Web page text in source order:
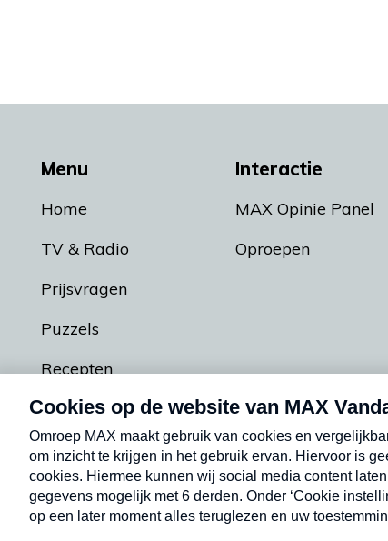
Menu
Home
TV & Radio
Prijsvragen
Puzzels
Recepten
Podcasts
Interactie
MAX Opinie Panel
Oproepen